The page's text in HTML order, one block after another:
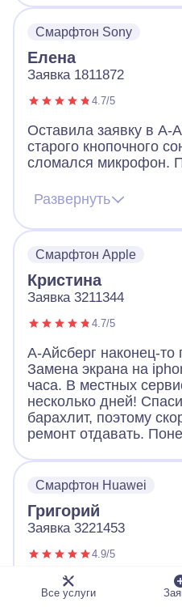
Смарфтон Sony
Елена
Заявка 1811872
4.7/5
Оставила заявку в А-
старого кнопочного
сломался микрофон.
назначил мастера,
приедет вечером того
случилось. Мастер
Большое спасибо!
Развернуть
Смарфтон Apple
Кристина
Заявка 3211344
4.7/5
А-Айсберг наконец-
Замена экрана на
часа. В местных
несколько дней!
барахлит, поэтому
ремонт отдавать.
Смарфтон Huawei
Григорий
Заявка 3221453
4.9/5
Обращался с
Айсберг. Оператор
Все услуги